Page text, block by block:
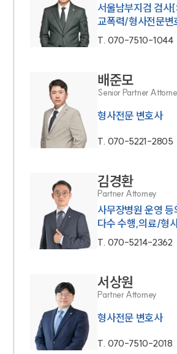
서울남부지검 검
교폭력/형사전문변
T. 070-7510-1044
배준모
Senior Partner
형사전문 변호사
T. 070-5221-2805
김경환
Partner Attorney
사무장병원 운영
다수 수행,의료/형
T. 070-5214-2362
서상원
Partner Attorney
형사전문 변호사
T. 070-7510-2018